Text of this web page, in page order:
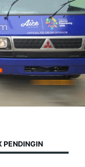
PENDINGIN